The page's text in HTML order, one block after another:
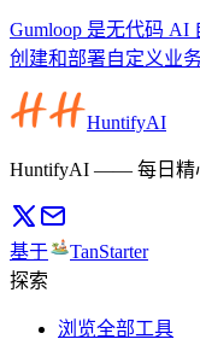
Gumloop 是无代码 AI
创建和部署自定义业务
HuntifyAI
HuntifyAI —— 每日精
基于
TanStarter
探索
浏览全部工具